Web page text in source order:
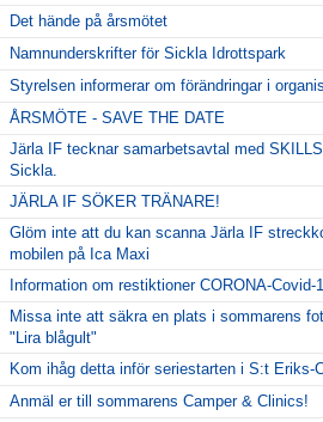
Det hände på årsmötet
Namnunderskrifter för Sickla Idrottspark
Styrelsen informerar om förändringar i
ÅRSMÖTE - SAVE THE DATE
Järla IF tecknar samarbetsavtal med
Sickla.
JÄRLA IF SÖKER TRÄNARE!
Glöm inte att du kan scanna Järla IF
mobilen på Ica Maxi
Information om restiktioner CORONA-Covid-
Missa inte att säkra en plats i sommarens
"Lira blågult"
Kom ihåg detta inför seriestarten i S:t Eriks-
Anmäl er till sommarens Camper & Clinics!